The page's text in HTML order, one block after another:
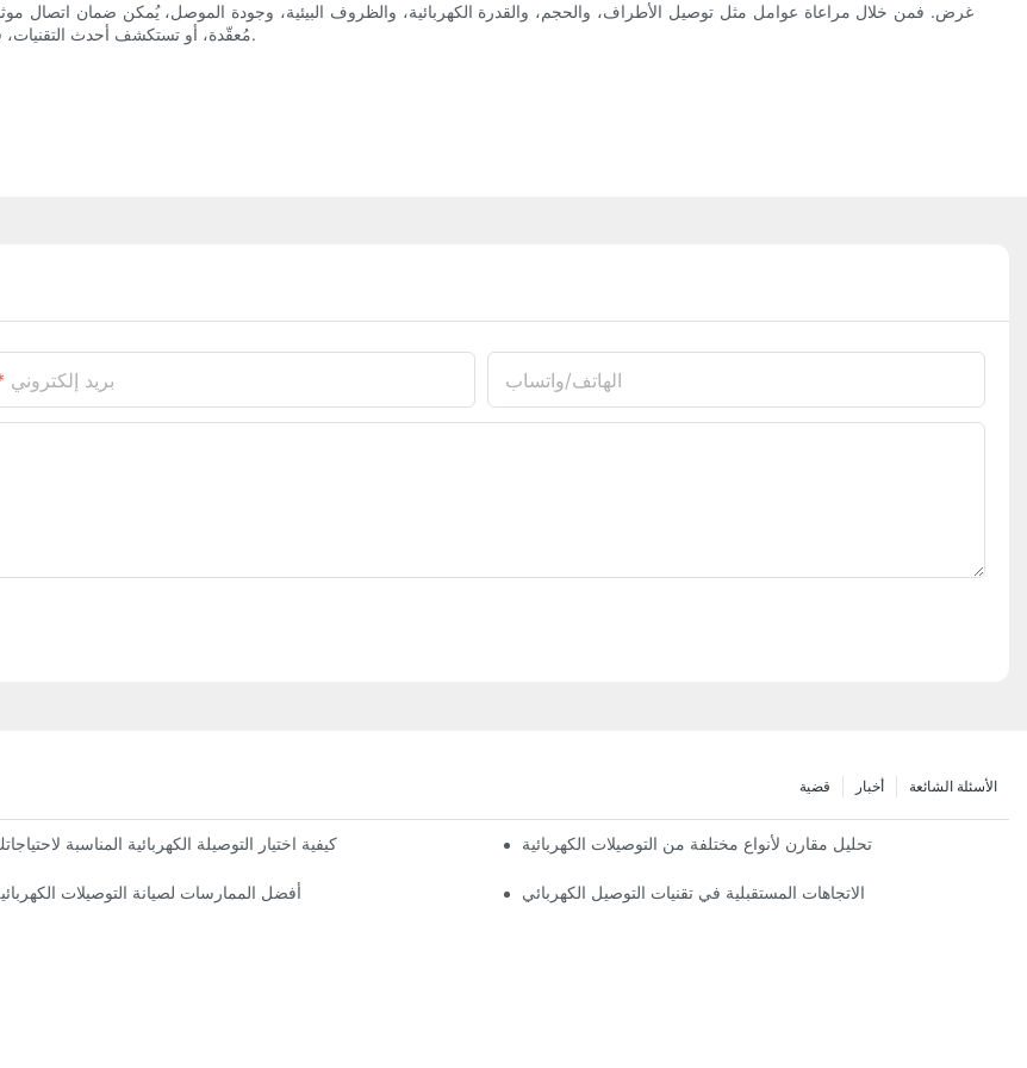
غرض. فمن خلال مراعاة عوامل مثل توصيل الأطراف، والحجم، والقدرة الكهربائية، والظروف البيئية، وجودة الموصل، يُمكن ضمان اتصال
مُعقّدة، أو تستكشف أحدث التقنيات، فإنّ فهم أنواع الموصلات الكهربائية يُعدّ خطوةً أساسيةً نحو حلول اتصال ناجحة.
بريد إلكتروني الهاتف/واتساب
الأسئلة الشائعة أخبار قضية
كيفية اختيار التوصيلة الكهربائية المناسبة تحليل مقارن لأنواع مختلفة من التوصيلات الكهربائية
أفضل الممارسات لصيانة التوصيلات الاتجاهات المستقبلية في تقنيات التوصيل الكهربائي